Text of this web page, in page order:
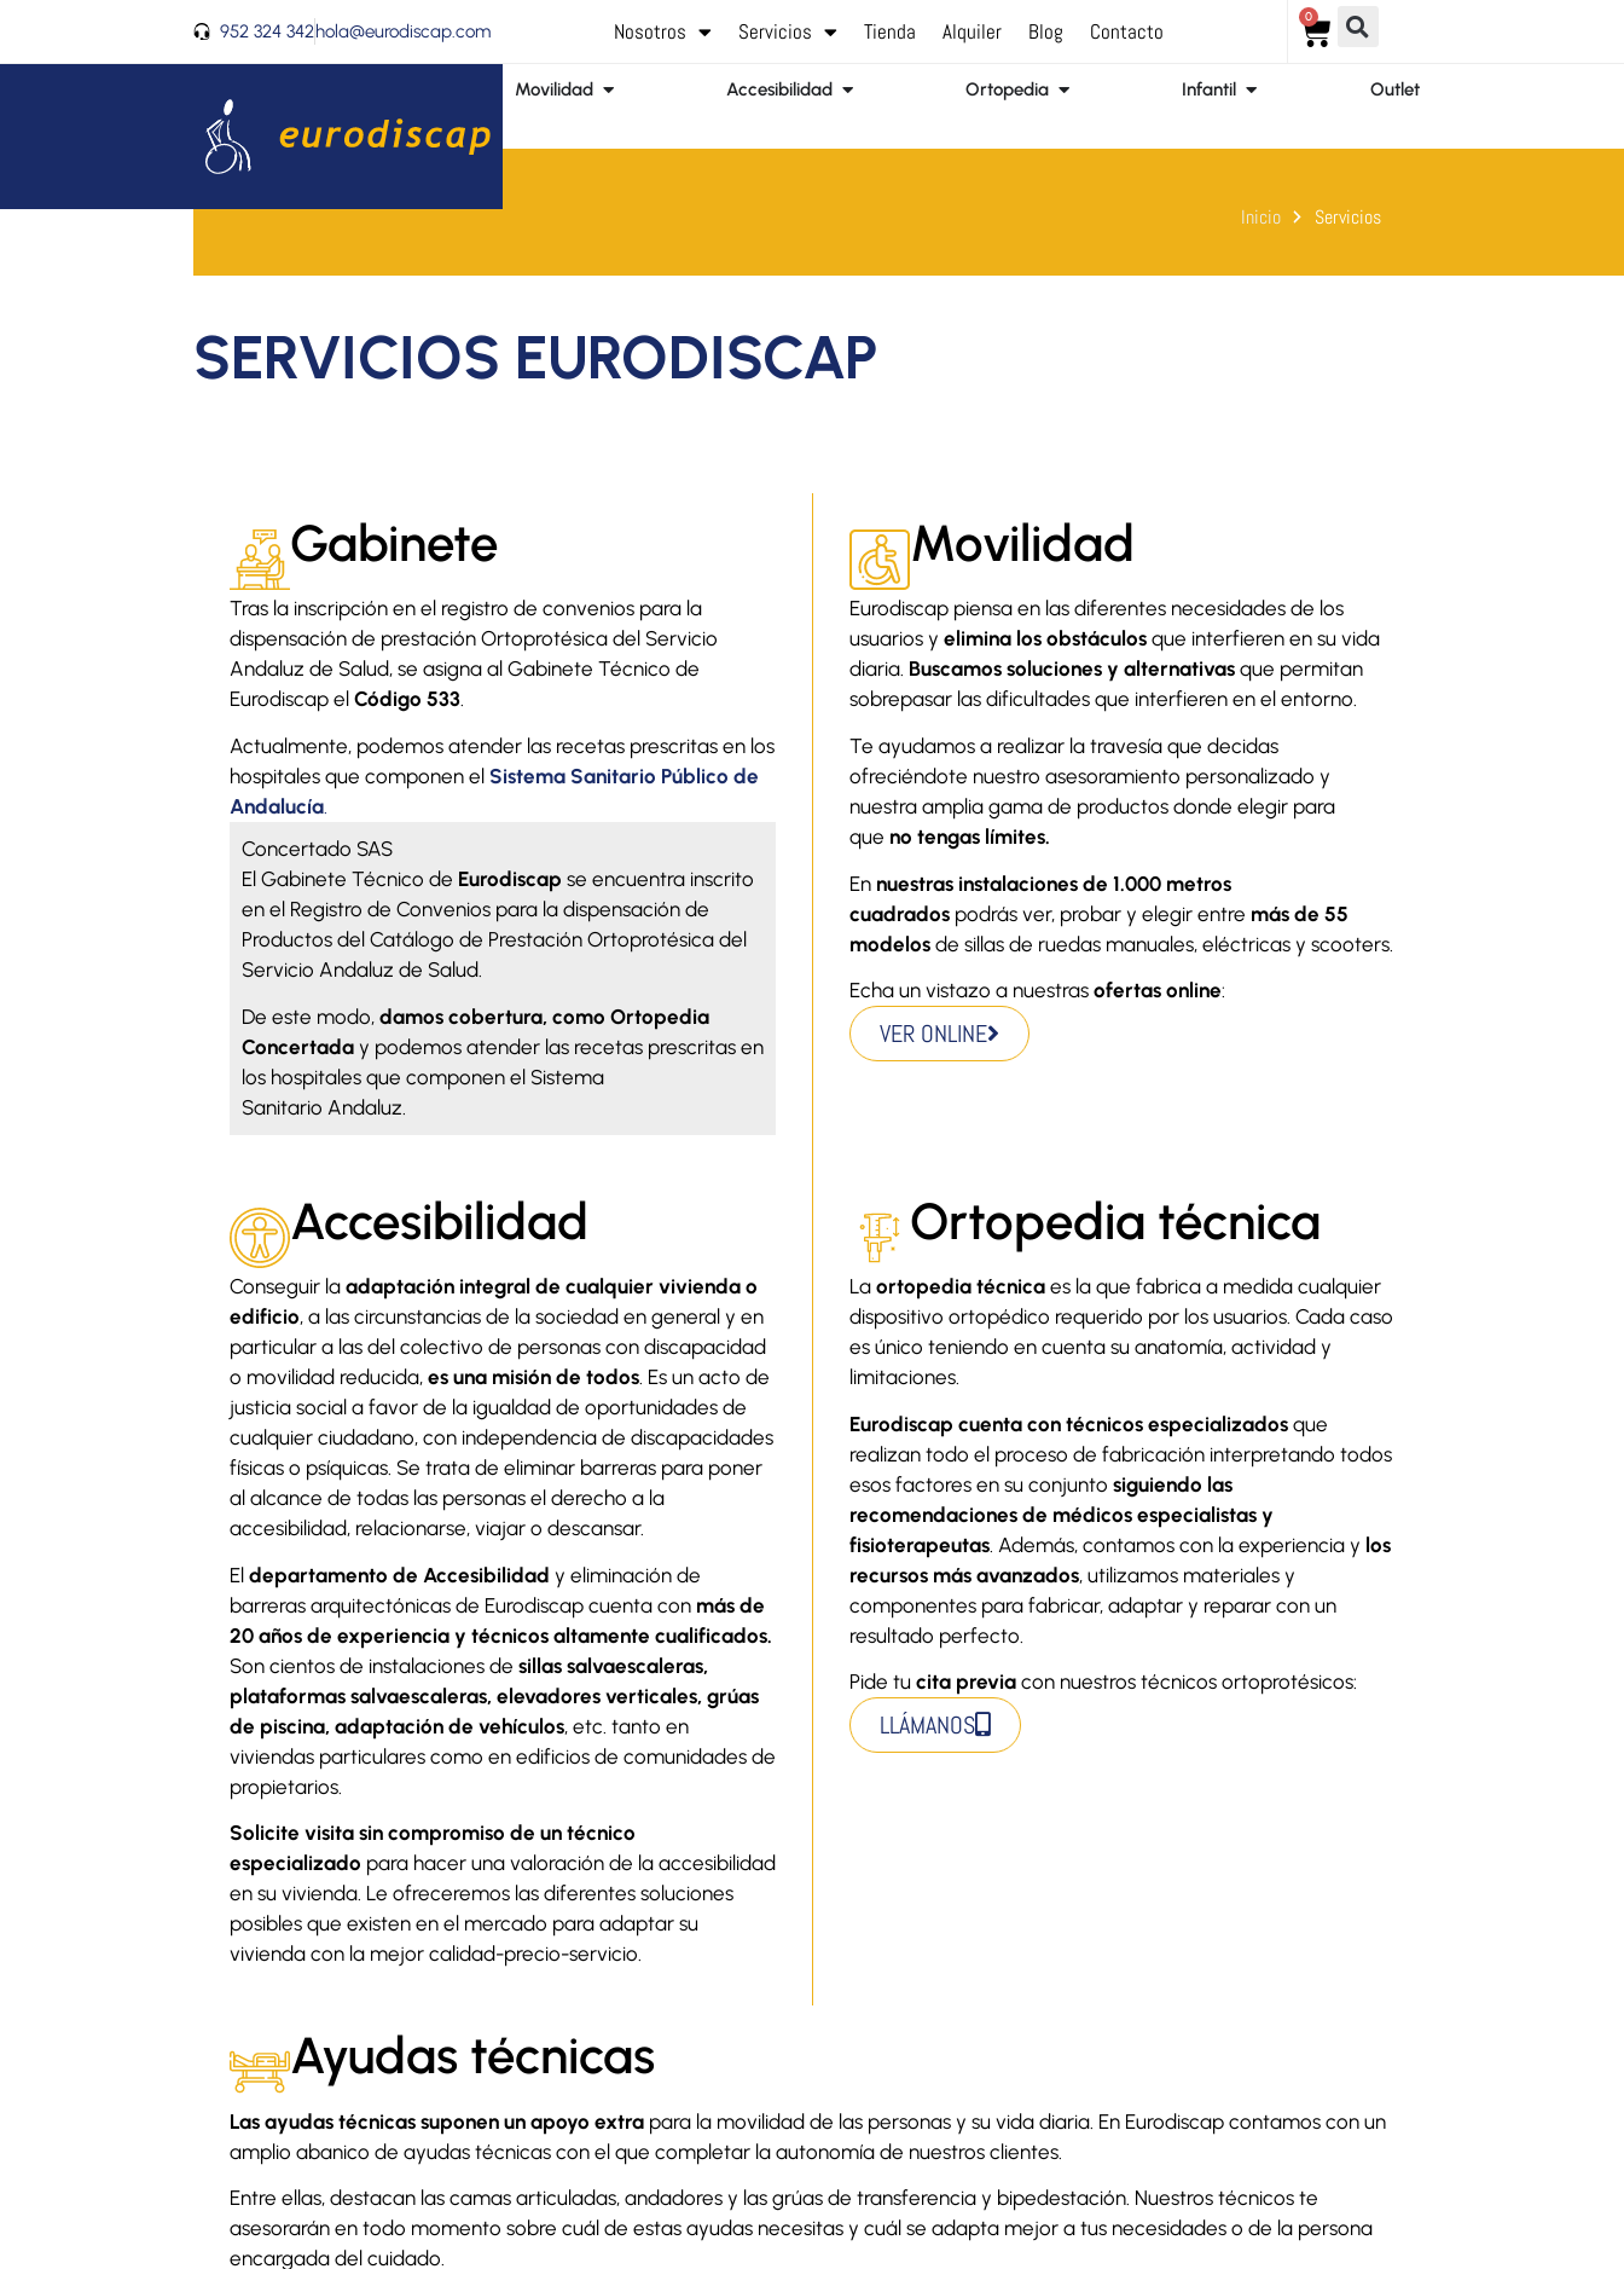
contenido
952 324 342hola@eurodiscap.com Nosotros Servicios Tienda Alquiler Blog Contacto
0
Carrito
Movilidad Abrir Movilidad Accesibilidad Abrir AccesibilidadOrtopedia Abrir OrtopediaInfantil Abrir Infantil Outlet
Inicio Servicios
SERVICIOS EURODISCAP
Gabinete
Tras la inscripción en el registro de convenios para la
dispensación de prestación Ortoprotésica del Servicio
Andaluz de Salud, se asigna al Gabinete Técnico de
Eurodiscap el Código 533.
Actualmente, podemos atender las recetas prescritas en los
hospitales que componen el Sistema Sanitario Público de
Andalucía.
Concertado SAS
El Gabinete Técnico de Eurodiscap se encuentra inscrito
en el Registro de Convenios para la dispensación de
Productos del Catálogo de Prestación Ortoprotésica del
Servicio Andaluz de Salud.
De este modo,damos cobertura, como Ortopedia
Concertaday podemos atender las recetas prescritas en
los hospitales que componen el Sistema
Sanitario Andaluz.
Movilidad
Eurodiscap piensa en las diferentes necesidades de los
usuarios y elimina los obstáculos que interfieren en su vida
diaria. Buscamos soluciones y alternativas que permitan
sobrepasar las dificultades que interfieren en el entorno.
Te ayudamos a realizar la travesía que decidas
ofreciéndote nuestro asesoramiento personalizado y
nuestra amplia gama de productos donde elegir para
que no tengas límites.
En nuestras instalaciones de 1.000 metros
cuadrados podrás ver, probar y elegir entre más de 55
modelos de sillas de ruedas manuales, eléctricas y scooters.
Echa un vistazo a nuestras ofertas online:
VER ONLINE
Accesibilidad
Conseguir la adaptación integral de cualquier vivienda o
edificio, a las circunstancias de la sociedad en general y en
particular a las del colectivo de personas con discapacidad
o movilidad reducida, es una misión de todos. Es un acto de
justicia social a favor de la igualdad de oportunidades de
cualquier ciudadano, con independencia de discapacidades
físicas o psíquicas. Se trata de eliminar barreras para poner
al alcance de todas las personas el derecho a la
accesibilidad, relacionarse, viajar o descansar.
El departamento de Accesibilidad y eliminación de
barreras arquitectónicas de Eurodiscap cuenta con más de
20 años de experiencia y técnicos altamente cualificados.
Son cientos de instalaciones de sillas salvaescaleras,
plataformas salvaescaleras, elevadores verticales, grúas
de piscina, adaptación de vehículos, etc. tanto en
viviendas particulares como en edificios de comunidades de
propietarios.
Solicite visita sin compromiso de un técnico
especializado para hacer una valoración de la accesibilidad
en su vivienda. Le ofreceremos las diferentes soluciones
posibles que existen en el mercado para adaptar su
vivienda con la mejor calidad-precio-servicio.
Ortopedia técnica
La ortopedia técnica es la que fabrica a medida cualquier
dispositivo ortopédico requerido por los usuarios. Cada caso
es único teniendo en cuenta su anatomía, actividad y
limitaciones.
Eurodiscap cuenta con técnicos especializados que
realizan todo el proceso de fabricación interpretando todos
esos factores en su conjunto siguiendo las
recomendaciones de médicos especialistas y
fisioterapeutas . Además, contamos con la experiencia y los
recursos más avanzados, utilizamos materiales y
componentes para fabricar, adaptar y reparar con un
resultado perfecto.
Pide tu cita previa con nuestros técnicos ortoprotésicos:
LLÁMANOS
Ayudas técnicas
Las ayudas técnicas suponen un apoyo extrapara la movilidad de las personas y su vida diaria. En Eurodiscap contamos con un
amplio abanico de ayudas técnicas con el que completar la autonomía de nuestros clientes.
Entre ellas, destacan las camas articuladas, andadores y las grúas de transferencia y bipedestación. Nuestros técnicos te
asesorarán en todo momento sobre cuál de estas ayudas necesitas y cuál se adapta mejor a tus necesidades o de la persona
encargada del cuidado.